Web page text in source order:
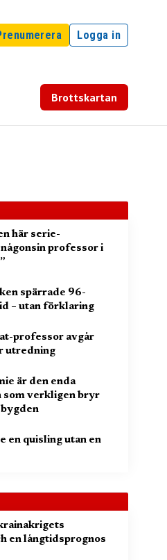
Logga in
Brottskartan
här serie-
professor i
spärrade 96-
– utan förklaring
professor avgår
utredning
är den enda
som verkligen bryr
en quisling utan en
en långtidsprognos